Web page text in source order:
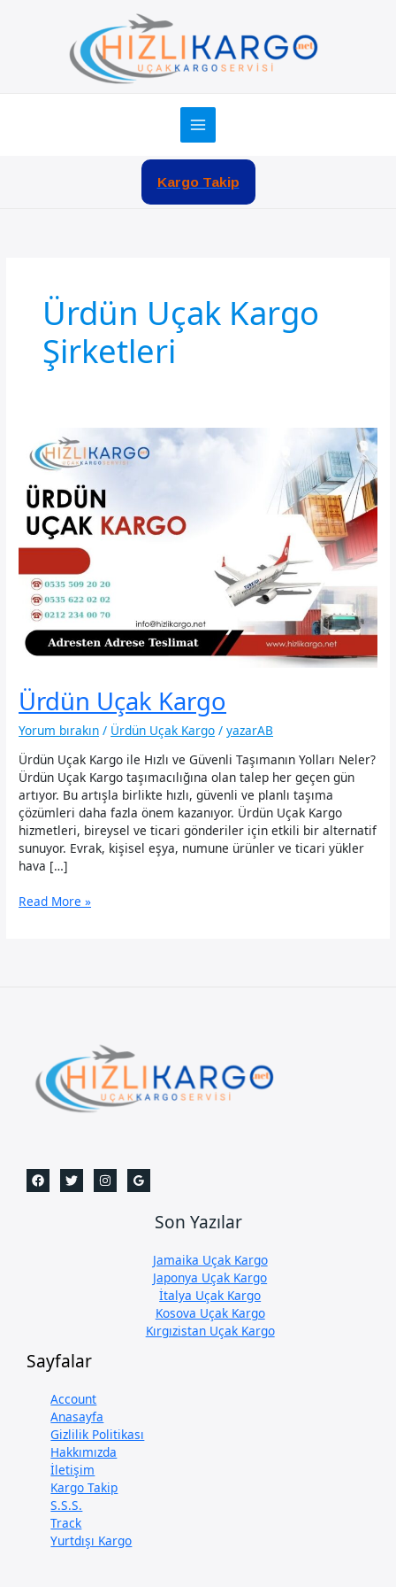
Kargo Takip
Ürdün Uçak Kargo
Şirketleri
Ürdün Uçak Kargo
Yorum bırakın / Ürdün Uçak Kargo /yazarAB
Ürdün Uçak Kargo ile Hızlı ve Güvenli Taşımanın Yolları Neler?
Ürdün Uçak Kargo taşımacılığına olan talep her geçen gün
artıyor. Bu artışla birlikte hızlı, güvenli ve planlı taşıma
çözümleri daha fazla önem kazanıyor. Ürdün Uçak Kargo
hizmetleri, bireysel ve ticari gönderiler için etkili bir alternatif
sunuyor. Evrak, kişisel eşya, numune ürünler ve ticari yükler
hava […]
Ürdün
Read More »
Son Yazılar
Jamaika Uçak Kargo
Japonya Uçak Kargo
İtalya Uçak Kargo
Kosova Uçak Kargo
Kırgızistan Uçak Kargo
Sayfalar
Account
Anasayfa
Gizlilik Politikası
Hakkımızda
İletişim
Kargo Takip
S.S.S.
Track
Yurtdışı Kargo